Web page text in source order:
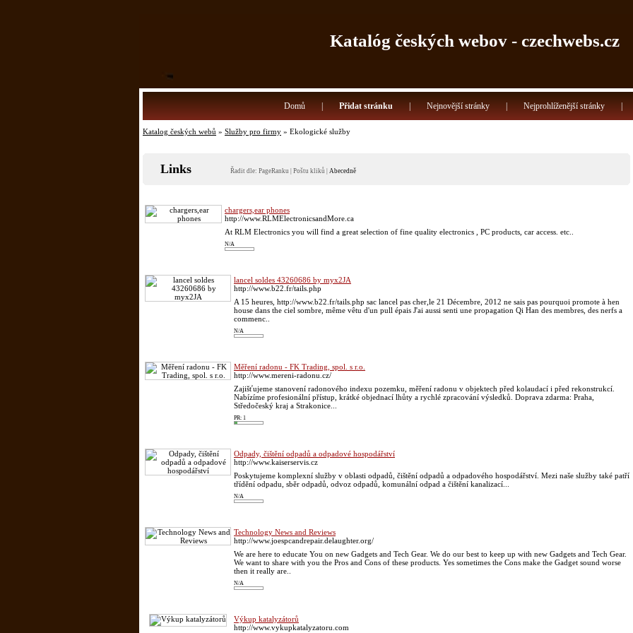
Katalóg českých webov - czechwebs.cz
Domů Přidat stránku Nejnovější stránky Nejprohlíženější stránky
Katalog českých webů » Služby pro firmy » Ekologické služby
Links Řadit dle: PageRanku Poštu kliků Abecedně
chargers,ear phones
http://www.RLMElectronicsandMore.ca
At RLM Electronics you will find a great selection of fine quality electronics , PC products, car access. etc..
N/A
lancel soldes 43260686 by myx2JA
http://www.b22.fr/tails.php
A 15 heures, http://www.b22.fr/tails.php sac lancel pas cher,le 21 Décembre, 2012 ne sais pas pourquoi promote à hen
house dans the ciel sombre, même vêtu d'un pull épais J'ai aussi senti une propagation Qi Han des membres, des nerfs a
commenc..
N/A
Měření radonu - FK Trading, spol. s r.o.
http://www.mereni-radonu.cz/
Zajišťujeme stanovení radonového indexu pozemku, měření radonu v objektech před kolaudací i před rekonstrukcí.
Nabízíme profesionální přístup, krátké objednací lhůty a rychlé zpracování výsledků. Doprava zdarma: Praha,
Středočeský kraj a Strakonice...
PR: 1
Odpady, čištění odpadů a odpadové hospodářství
http://www.kaiserservis.cz
Poskytujeme komplexní služby v oblasti odpadů, čištění odpadů a odpadového hospodářství. Mezi naše služby také patří
třídění odpadu, sběr odpadů, odvoz odpadů, komunální odpad a čištění kanalizací...
N/A
Technology News and Reviews
http://www.joespcandrepair.delaughter.org/
We are here to educate You on new Gadgets and Tech Gear. We do our best to keep up with new Gadgets and Tech Gear.
We want to share with you the Pros and Cons of these products. Yes sometimes the Cons make the Gadget sound worse
then it really are..
N/A
Výkup katalyzátorů
http://www.vykupkatalyzatoru.com